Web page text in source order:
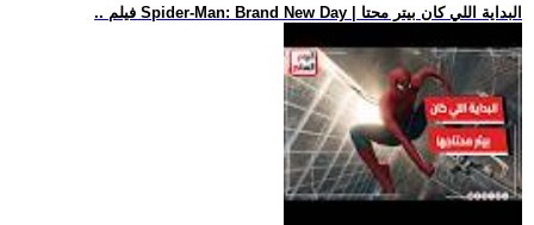
.. فيلم Spider-Man: Brand New Day | البداية اللي كان بيتر محتا